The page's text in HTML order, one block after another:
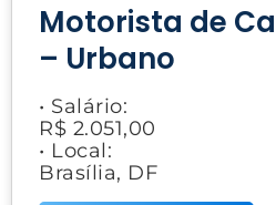
Motorista de
– Urbano
• Salário:
R$ 2.051,00
• Local:
Brasília, DF